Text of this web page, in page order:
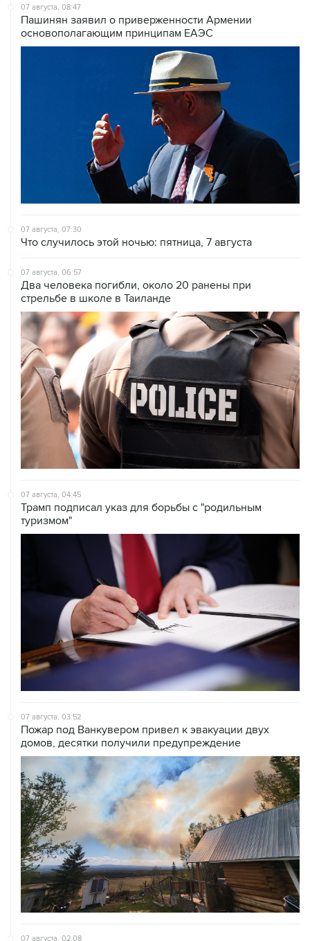
07 августа, 08:47
Пашинян заявил о приверженности Армении
основополагающим принципам ЕАЭС
07 августа, 07:30
Что случилось этой ночью: пятница, 7 августа
07 августа, 06:57
Два человека погибли, около 20 ранены при
стрельбе в школе в Таиланде
07 августа, 04:45
Трамп подписал указ для борьбы с "родильным
туризмом"
07 августа, 03:52
Пожар под Ванкувером привел к эвакуации двух
домов, десятки получили предупреждение
07 августа, 02:08